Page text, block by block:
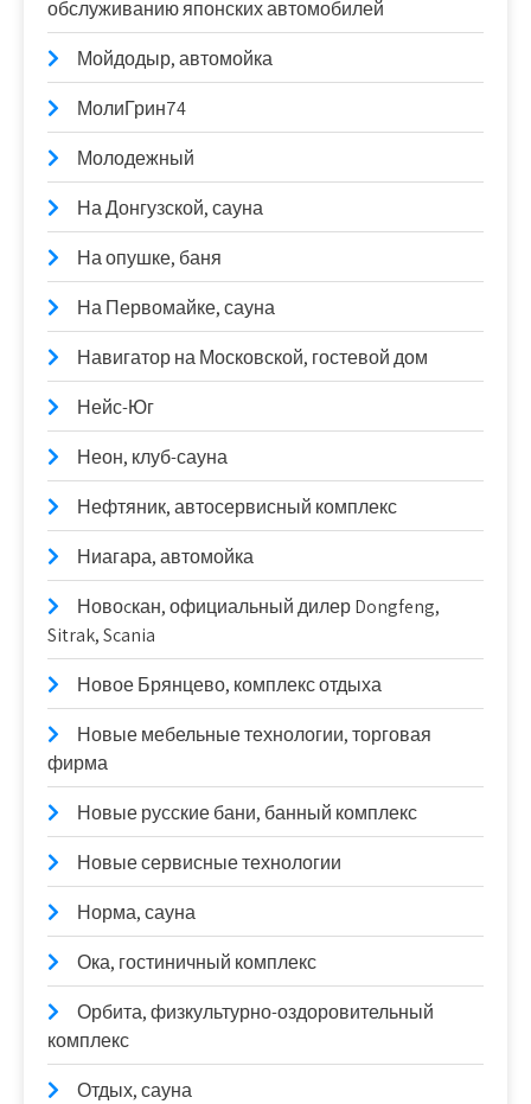
обслуживанию японских автомобилей
Мойдодыр, автомойка
МолиГрин74
Молодежный
На Донгузской, сауна
На опушке, баня
На Первомайке, сауна
Навигатор на Московской, гостевой дом
Нейс-Юг
Неон, клуб-сауна
Нефтяник, автосервисный комплекс
Ниагара, автомойка
Новоcкан, официальный дилер Dongfeng,
Sitrak, Scania
Новое Брянцево, комплекс отдыха
Новые мебельные технологии, торговая
фирма
Новые русские бани, банный комплекс
Новые сервисные технологии
Норма, сауна
Ока, гостиничный комплекс
Орбита, физкультурно-оздоровительный
комплекс
Отдых, сауна